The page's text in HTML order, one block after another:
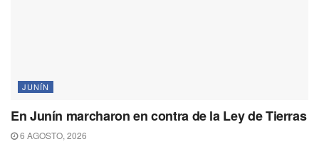
JUNÍN
En Junín marcharon en contra de la Ley de Tierras
6 AGOSTO, 2026